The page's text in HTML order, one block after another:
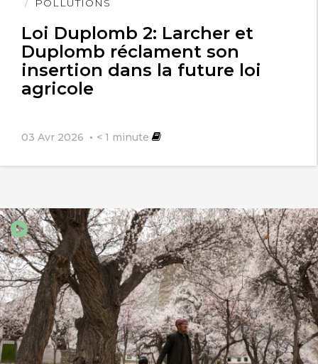
POLLUTIONS
Loi Duplomb 2: Larcher et
Duplomb réclament son
insertion dans la future loi
agricole
03 Avr 2026 < 1 minute